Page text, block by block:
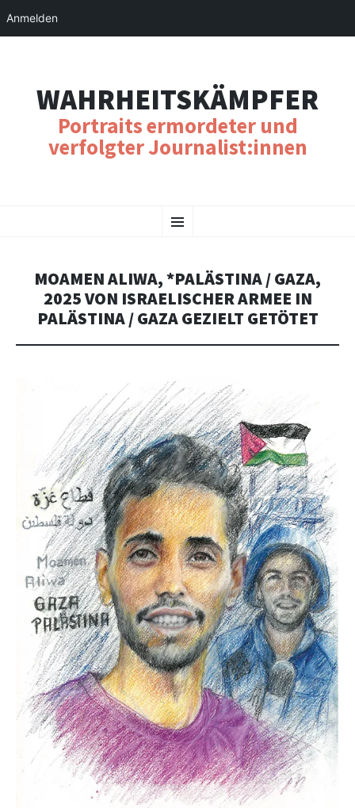
WAHRHEITSKÄMPFER
Portraits ermordeter und
verfolgter Journalist:innen
Menu
TO
MOAMEN ALIWA, *PALÄSTINA / GAZA,
2025 VON ISRAELISCHER ARMEE IN
PALÄSTINA / GAZA GEZIELT GETÖTET
Anmelden